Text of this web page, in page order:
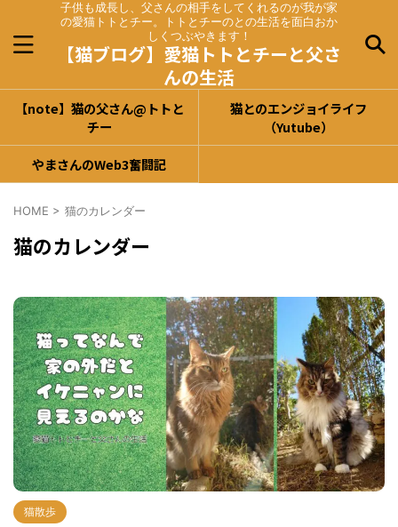
子供も成長し、父さんの相手をしてくれるのが我が家
の愛猫トトとチー。トトとチーのとの生活を面白おか
しくつぶやきます！
【猫ブログ】愛猫トトとチーと父さ
んの生活
【note】猫の父さん@トトと
チー
猫とのエンジョイライフ
（Yutube）
やまさんのWeb3奮闘記
HOME > 猫のカレンダー
猫のカレンダー
猫散歩